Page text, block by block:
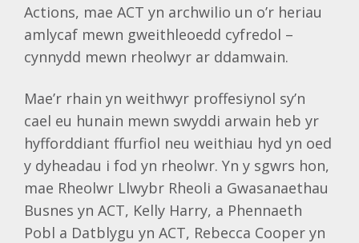
Actions, mae ACT yn archwilio un o’r heriau
amlycaf mewn gweithleoedd cyfredol –
cynnydd mewn rheolwyr ar ddamwain.
Mae’r rhain yn weithwyr proffesiynol sy’n
cael eu hunain mewn swyddi arwain heb yr
hyfforddiant ffurfiol neu weithiau hyd yn oed
y dyheadau i fod yn rheolwr. Yn y sgwrs hon,
mae Rheolwr Llwybr Rheoli a Gwasanaethau
Busnes yn ACT, Kelly Harry, a Phennaeth
Pobl a Datblygu yn ACT, Rebecca Cooper yn